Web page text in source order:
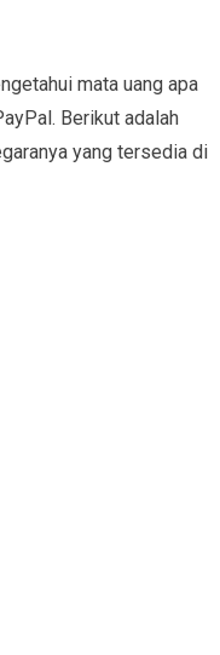
mata uang apa
Berikut adalah
yang tersedia di